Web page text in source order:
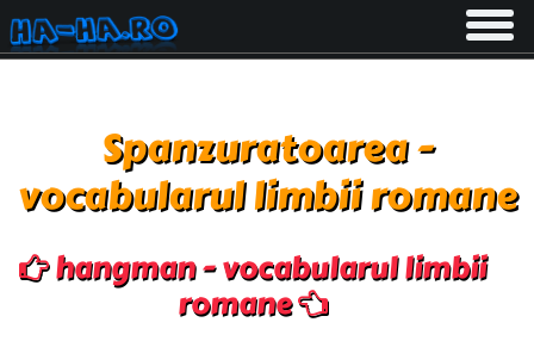
Toggle
Spanzuratoarea -
vocabularul limbii romane
hangman - vocabularul limbii
romane